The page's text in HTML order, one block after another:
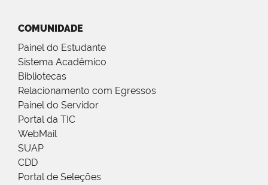
COMUNIDADE
Painel do Estudante
Sistema Acadêmico
Bibliotecas
Relacionamento com Egressos
Painel do Servidor
Portal da TIC
WebMail
SUAP
CDD
Portal de Seleções